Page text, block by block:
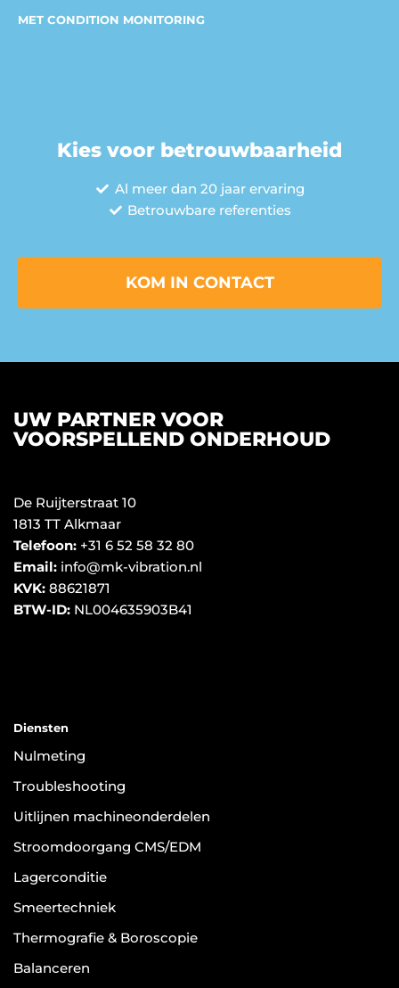
MET CONDITION MONITORING
Kies voor betrouwbaarheid
Al meer dan 20 jaar ervaring
Betrouwbare referenties
KOM IN CONTACT
UW PARTNER VOOR
VOORSPELLEND ONDERHOUD
De Ruijterstraat 10
1813 TT Alkmaar
Telefoon: +31 6 52 58 32 80
Email: info@mk-vibration.nl
KVK: 88621871
BTW-ID: NL004635903B41
Diensten
Nulmeting
Troubleshooting
Uitlijnen machineonderdelen
Stroomdoorgang CMS/EDM
Lagerconditie
Smeertechniek
Thermografie & Boroscopie
Balanceren